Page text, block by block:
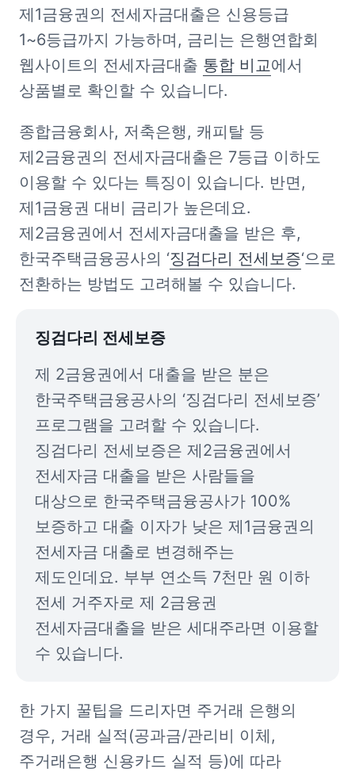
제1금융권의 전세자금대출은 신용등급
1~6등급까지 가능하며, 금리는 은행연합회
웹사이트의 전세자금대출 통합 비교에서
상품별로 확인할 수 있습니다.
종합금융회사, 저축은행, 캐피탈 등
제2금융권의 전세자금대출은 7등급 이하도
이용할 수 있다는 특징이 있습니다. 반면,
제1금융권 대비 금리가 높은데요.
제2금융권에서 전세자금대출을 받은 후,
한국주택금융공사의 ‘징검다리 전세보증‘으로
전환하는 방법도 고려해볼 수 있습니다.
징검다리 전세보증
제 2금융권에서 대출을 받은 분은
한국주택금융공사의 ‘징검다리 전세보증’
프로그램을 고려할 수 있습니다.
징검다리 전세보증은 제2금융권에서
전세자금 대출을 받은 사람들을
대상으로 한국주택금융공사가 100%
보증하고 대출 이자가 낮은 제1금융권의
전세자금 대출로 변경해주는
제도인데요. 부부 연소득 7천만 원 이하
전세 거주자로 제 2금융권
전세자금대출을 받은 세대주라면 이용할
수 있습니다.
한 가지 꿀팁을 드리자면 주거래 은행의
경우, 거래 실적(공과금/관리비 이체,
주거래은행 신용카드 실적 등)에 따라